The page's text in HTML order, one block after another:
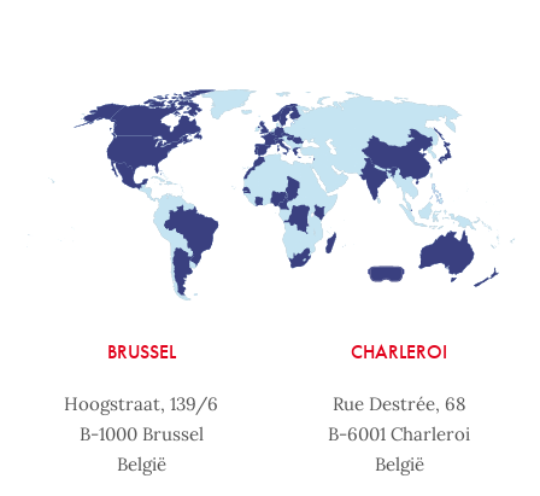
BRUSSEL
Hoogstraat, 139/6
B-1000 Brussel
België
CHARLEROI
Rue Destrée, 68
B-6001 Charleroi
België